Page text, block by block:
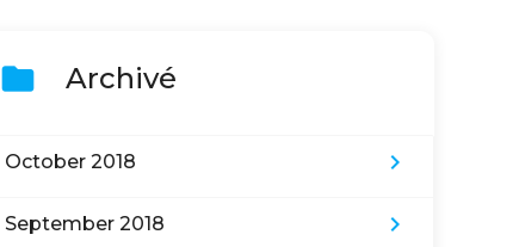
folder Archivé
October 2018 keyboard_arrow_right
September 2018 keyboard_arrow_right